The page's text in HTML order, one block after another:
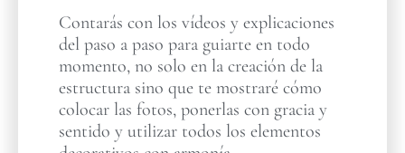
Contarás con los vídeos y explicaciones
del paso a paso para guiarte en todo
momento, no solo en la creación de la
estructura sino que te mostraré cómo
colocar las fotos, ponerlas con gracia y
sentido y utilizar todos los elementos